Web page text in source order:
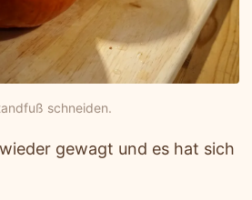
schneiden.
gewagt und es hat sich